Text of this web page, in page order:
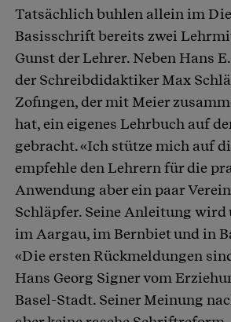
Tatsächlich buhlen allein im
Basisschrift bereits zwei
Gunst der Lehrer. Neben Hans
der Schreibdidaktiker Max
Zofingen, der mit Meier
hat, ein eigenes Lehrbuch auf
gebracht. «Ich stütze mich auf
empfehle den Lehrern für die
Anwendung aber ein paar
Schläpfer. Seine Anleitung wird
im Aargau, im Bernbiet und in
«Die ersten Rückmeldungen
Hans Georg Signer vom
Basel-Stadt. Seiner Meinung